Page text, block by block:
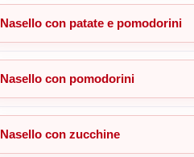
Nasello con patate e pomodorini
Nasello con pomodorini
Nasello con zucchine